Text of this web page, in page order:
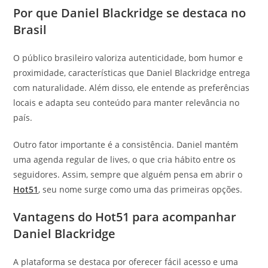
Por que Daniel Blackridge se destaca no
Brasil
O público brasileiro valoriza autenticidade, bom humor e
proximidade, características que Daniel Blackridge entrega
com naturalidade. Além disso, ele entende as preferências
locais e adapta seu conteúdo para manter relevância no
país.
Outro fator importante é a consistência. Daniel mantém
uma agenda regular de lives, o que cria hábito entre os
seguidores. Assim, sempre que alguém pensa em abrir o
Hot51, seu nome surge como uma das primeiras opções.
Vantagens do Hot51 para acompanhar
Daniel Blackridge
A plataforma se destaca por oferecer fácil acesso e uma